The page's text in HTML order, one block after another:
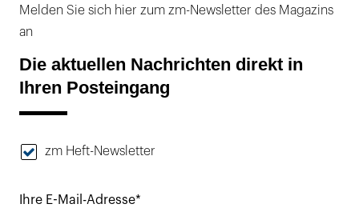
Melden Sie sich hier zum zm-Newsletter des Magazins
an
Die aktuellen Nachrichten direkt in
Ihren Posteingang
zm Heft-Newsletter
Ihre E-Mail-Adresse*